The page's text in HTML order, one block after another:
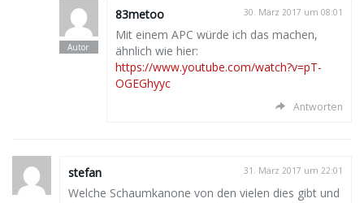
83metoo 30. März 2017 um 08:01
Mit einem APC würde ich das machen,
ähnlich wie hier:
https://www.youtube.com/watch?v=pT-
OGEGhyyc
Antworten
stefan 31. März 2017 um 22:01
Welche Schaumkanone von den vielen dies gibt und